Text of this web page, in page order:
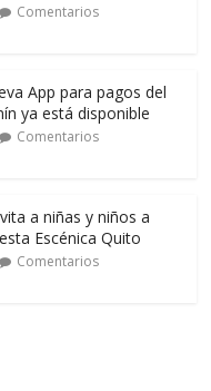
Comentarios
App para pagos del
ya está disponible
Comentarios
a niñas y niños a
Escénica Quito
Comentarios